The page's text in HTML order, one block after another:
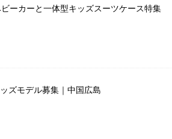
ーカーと一体型キッズスーツケース特集
ズモデル募集｜中国広島